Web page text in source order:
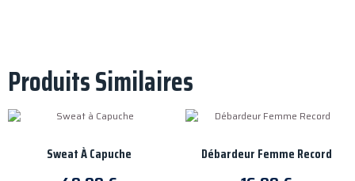
Produits Similaires
Sweat À Capuche Débardeur Femme Record